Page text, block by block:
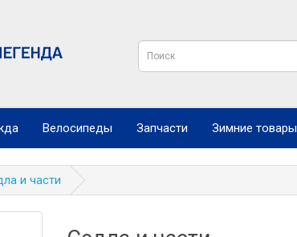
Велосипеды Запчасти Зимние товары
и части